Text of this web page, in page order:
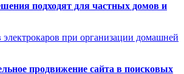
подходят для частных домов и
при организации домашней
продвижение сайта в поисковых